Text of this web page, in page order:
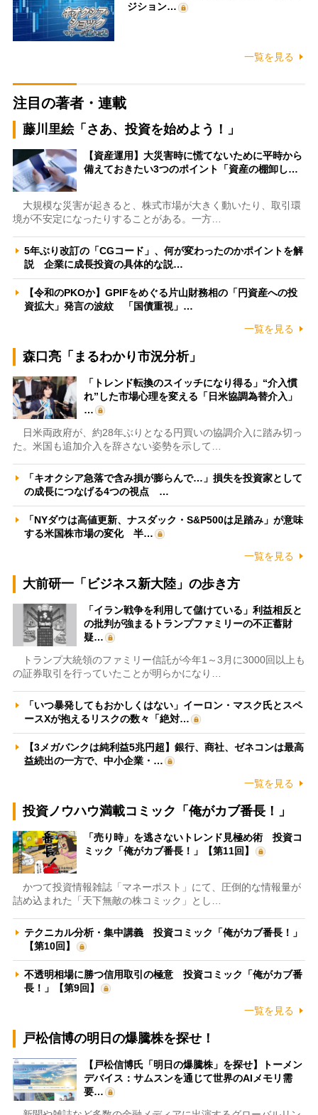
ジション…
一覧を見る
注目の著者・連載
藤川里絵「さあ、投資を始めよう！」
【資産運用】大災害時に慌てないために平時から
備えておきたい3つのポイント「資産の棚卸し…
大規模な災害が起きると、株式市場が大きく動いたり、取引環
境が不安定になったりすることがある。一方…
5年ぶり改訂の「CGコード」、何が変わったのかポイントを解
説 企業に成長投資の具体的な説…
【令和のPKOか】GPIFをめぐる片山財務相の「円資産への投
資拡大」発言の波紋 「国債重視」…
一覧を見る
森口亮「まるわかり市況分析」
「トレンド転換のスイッチになり得る」“介入慣
れ”した市場心理を変える「日米協調為替介入」
…
日米両政府が、約28年ぶりとなる円買いの協調介入に踏み切っ
た。米国も追加介入を辞さない姿勢を示して…
「キオクシア急落で含み損が膨らんで…」損失を投資家として
の成長につなげる4つの視点 …
「NYダウは高値更新、ナスダック・S&P500は足踏み」が意味
する米国株市場の変化 半…
一覧を見る
大前研一「ビジネス新大陸」の歩き方
「イラン戦争を利用して儲けている」利益相反と
の批判が強まるトランプファミリーの不正蓄財
疑…
トランプ大統領のファミリー信託が今年1～3月に3000回以上も
の証券取引を行っていたことが明らかになり…
「いつ暴発してもおかしくはない」イーロン・マスク氏とスペ
ースXが抱えるリスクの数々「絶対…
【3メガバンクは純利益5兆円超】銀行、商社、ゼネコンは最高
益続出の一方で、中小企業・…
一覧を見る
投資ノウハウ満載コミック「俺がカブ番長！」
「売り時」を逃さないトレンド見極め術 投資コ
ミック「俺がカブ番長！」【第11回】
かつて投資情報雑誌「マネーポスト」にて、圧倒的な情報量が
詰め込まれた「天下無敵の株コミック」とし…
テクニカル分析・集中講義 投資コミック「俺がカブ番長！」
【第10回】
不透明相場に勝つ信用取引の極意 投資コミック「俺がカブ番
長！」【第9回】
一覧を見る
戸松信博の明日の爆騰株を探せ！
【戸松信博氏「明日の爆騰株」を探せ】トーメン
デバイス：サムスンを通じて世界のAIメモリ需
要…